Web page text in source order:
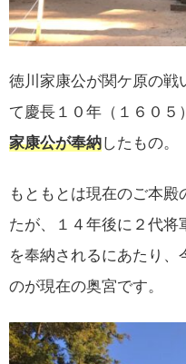
徳川家康公が関ケ原の戦
て慶長１０年（１６０５
家康公が奉納したもの。
もともとは現在のご本
たが、１４年後に２代
を奉納されるにあたり、
のが現在の奥宮です。